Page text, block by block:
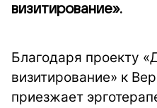
визитирование».
Благодаря проекту
визитирование» к
приезжает